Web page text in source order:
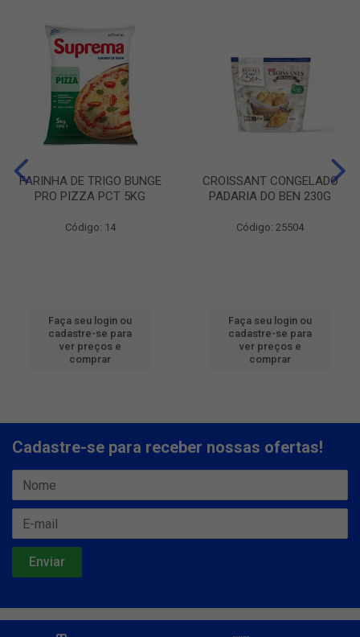
FARINHA DE TRIGO BUNGE
PRO PIZZA PCT 5KG
Código: 14
Faça seu login ou
cadastre-se para
ver preços e
comprar
CROISSANT CONGELADO
PADARIA DO BEN 230G
Código: 25504
Faça seu login ou
cadastre-se para
ver preços e
comprar
Cadastre-se para receber nossas ofertas!